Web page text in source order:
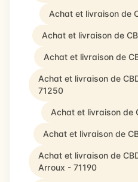
Achat et livraison de
Achat et livraison de
Achat et livraison de
Achat et livraison de
71250
Achat et livraison de
Achat et livraison de
Achat et livraison de
Arroux - 71190